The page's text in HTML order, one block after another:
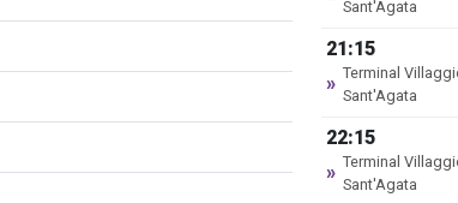
Sant'Agata
21:15
» Terminal
Sant'Agata
22:15
» Terminal
Sant'Agata